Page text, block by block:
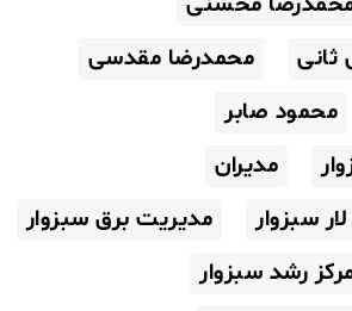
محمدرضا مقدسی
محمود صابر
مدیران
سبزوار
مدیریت برق سبزوار
رشد سبزوار